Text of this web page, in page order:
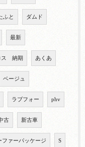
ふと ダムド
最新
ス 納期 あくあ
ベージュ
ラブフォー phv
古 新古車
ファーパッケージ S